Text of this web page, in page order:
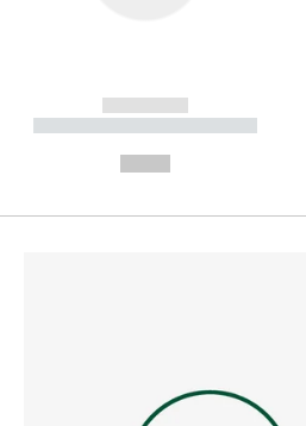
------------
----------- ----------- --------